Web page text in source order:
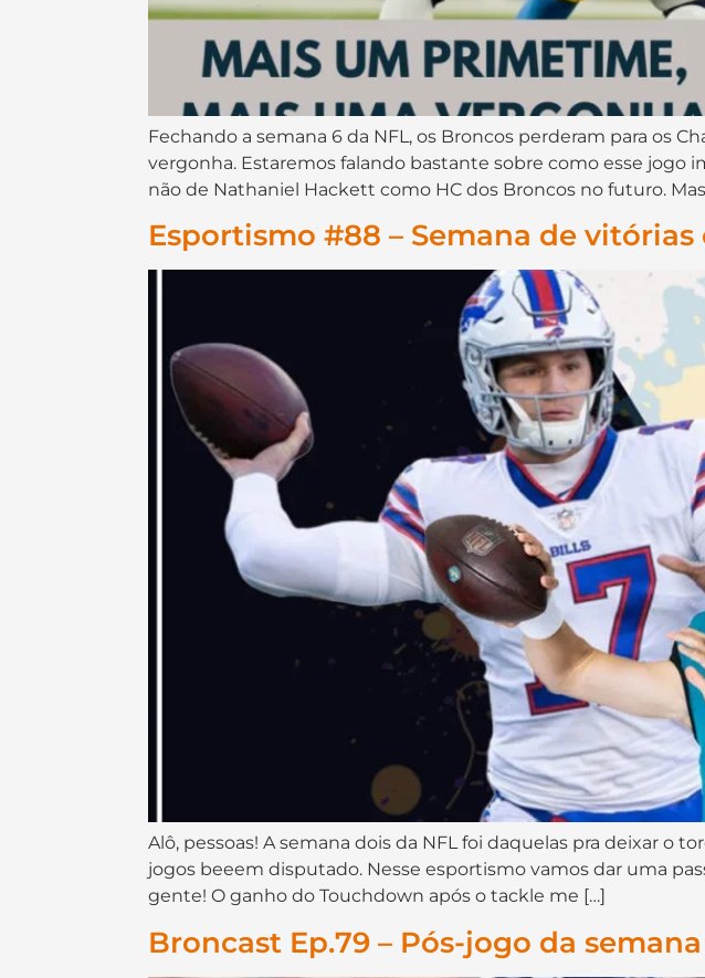
Fechando a semana 6 da NFL, os Broncos perderam para os
vergonha. Estaremos falando bastante sobre como esse jogo
não de Nathaniel Hackett como HC dos Broncos no futuro.
Esportismo #88 – Semana de
Alô, pessoas! A semana dois da NFL foi daquelas pra deixar o
jogos beeem disputado. Nesse esportismo vamos dar uma
gente! O ganho do Touchdown após o tackle me […]
Broncast Ep.79 – Pós-jogo da